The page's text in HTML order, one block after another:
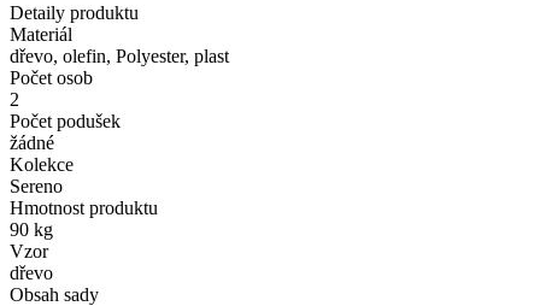
Detaily produktu
Materiál
dřevo, olefin, Polyester, plast
Počet osob
2
Počet podušek
žádné
Kolekce
Sereno
Hmotnost produktu
90 kg
Vzor
dřevo
Obsah sady